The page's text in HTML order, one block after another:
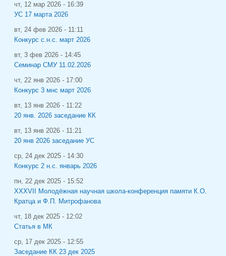
чт, 12 мар 2026 - 16:39
УС 17 марта 2026
вт, 24 фев 2026 - 11:11
Конкурс с.н.с. март 2026
вт, 3 фев 2026 - 14:45
Семинар СМУ 11.02.2026
чт, 22 янв 2026 - 17:00
Конкурс 3 мнс март 2026
вт, 13 янв 2026 - 11:22
20 янв. 2026 заседание КК
вт, 13 янв 2026 - 11:21
20 янв 2026 заседание УС
ср, 24 дек 2025 - 14:30
Конкурс 2 н.с. январь 2026
пн, 22 дек 2025 - 15:52
XXXVII Молодёжная научная школа-конференция памяти К.О.
Кратца и Ф.П. Митрофанова
чт, 18 дек 2025 - 12:02
Статья в МК
ср, 17 дек 2025 - 12:55
Заседание КК 23 дек 2025